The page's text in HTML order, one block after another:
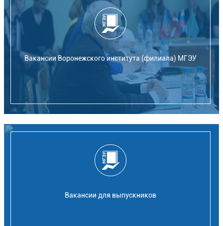
Вакансии Воронежского института (филиала) МГЭУ
Вакансии для выпускников